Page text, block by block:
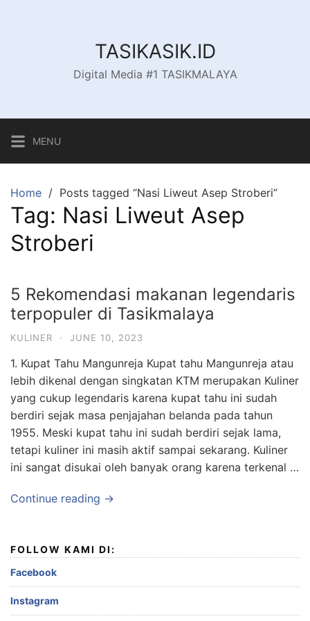
TASIKASIK.ID
Digital Media #1 TASIKMALAYA
MENU
Home Posts tagged “Nasi Liweut Asep Stroberi”
Tag: Nasi Liweut Asep
Stroberi
5 Rekomendasi makanan legendaris
terpopuler di Tasikmalaya
KULINER · JUNE 10, 2023
1. Kupat Tahu Mangunreja Kupat tahu Mangunreja atau
lebih dikenal dengan singkatan KTM merupakan Kuliner
yang cukup legendaris karena kupat tahu ini sudah
berdiri sejak masa penjajahan belanda pada tahun
1955. Meski kupat tahu ini sudah berdiri sejak lama,
tetapi kuliner ini masih aktif sampai sekarang. Kuliner
ini sangat disukai oleh banyak orang karena terkenal …
Continue reading →
FOLLOW KAMI DI:
Facebook
Instagram